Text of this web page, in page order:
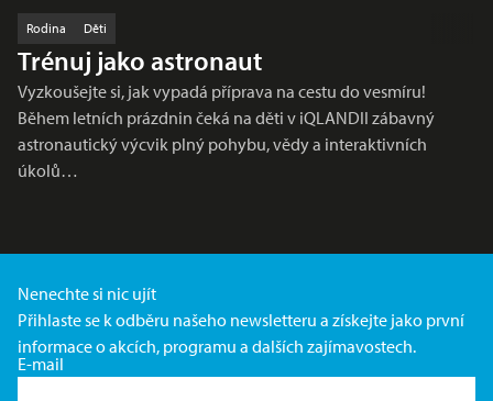
Rodina Děti
Trénuj jako astronaut
Vyzkoušejte si, jak vypadá příprava na cestu do vesmíru!
Během letních prázdnin čeká na děti v iQLANDII zábavný
astronautický výcvik plný pohybu, vědy a interaktivních
úkolů…
Nenechte si nic ujít
Přihlaste se k odběru našeho newsletteru a získejte jako první
informace o akcích, programu a dalších zajímavostech.
E-mail